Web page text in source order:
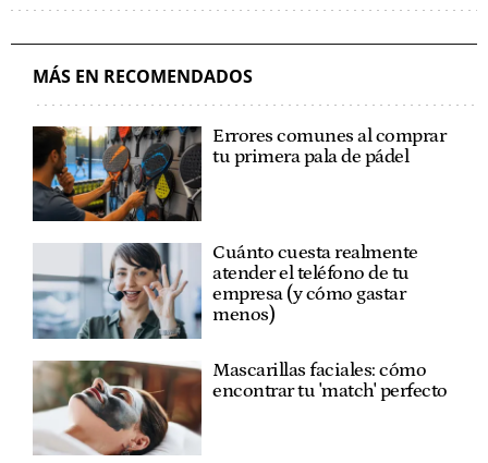
MÁS EN RECOMENDADOS
Errores comunes al comprar
tu primera pala de pádel
Cuánto cuesta realmente
atender el teléfono de tu
empresa (y cómo gastar
menos)
Mascarillas faciales: cómo
encontrar tu 'match' perfecto